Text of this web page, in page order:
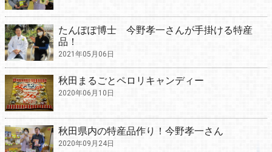
たんぽぽ博士 今野孝一さんが手掛ける特産
品！
2021年05月06日
秋田まるごとペロリキャンディー
2020年06月10日
秋田県内の特産品作り！今野孝一さん
2020年09月24日